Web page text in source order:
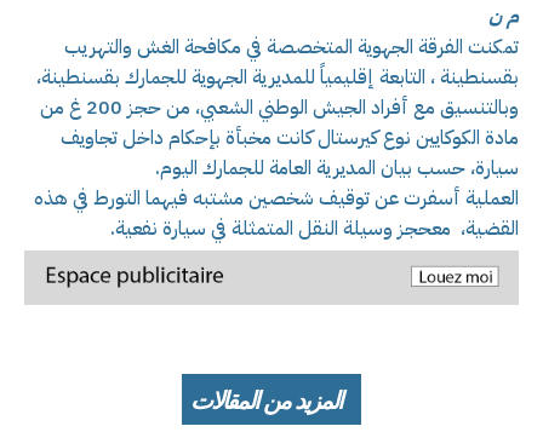
م ن
تمكنت الفرقة الجهوية المتخصصة في مكافحة الغش والتهريب
بقسنطينة ، التابعة إقليمياً للمديرية الجهوية للجمارك بقسنطينة،
وبالتنسيق مع أفراد الجيش الوطني الشعبي، من حجز 200 غ من
مادة الكوكايين نوع كيرستال كانت مخبأة بإحكام داخل تجاويف
سيارة، حسب بيان المديرية العامة للجمارك اليوم.
العملية أسفرت عن توقيف شخصين مشتبه فيهما التورط في هذه
القضية، معحجز وسيلة النقل المتمثلة في سيارة نفعية.
المزيد من المقالات